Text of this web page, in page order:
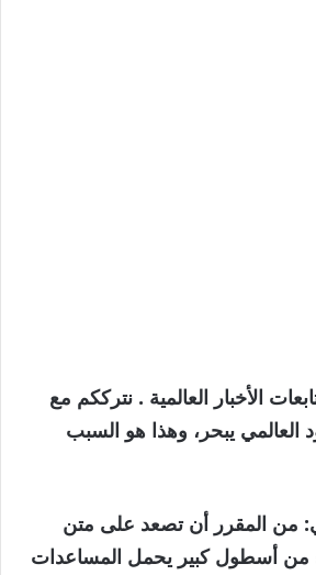
العالم 24- متابعات الأخبار العالمية . نترككم مع
يبحر، وهذا هو السبب
من المقرر أن تصعد على متن
أسطول كبير يحمل المساعدات